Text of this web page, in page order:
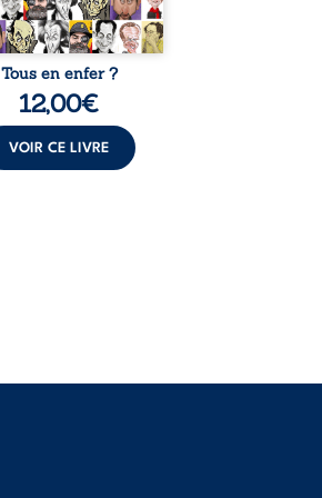
Tous en enfer ?
12,00€
VOIR CE LIVRE